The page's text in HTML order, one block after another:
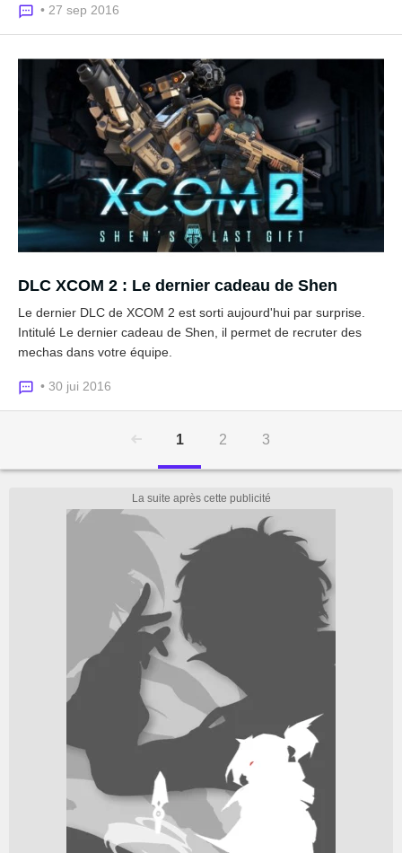
• 27 sep 2016
DLC XCOM 2 : Le dernier cadeau de Shen
Le dernier DLC de XCOM 2 est sorti aujourd'hui par surprise.
Intitulé Le dernier cadeau de Shen, il permet de recruter des
mechas dans votre équipe.
• 30 jui 2016
1 2 3